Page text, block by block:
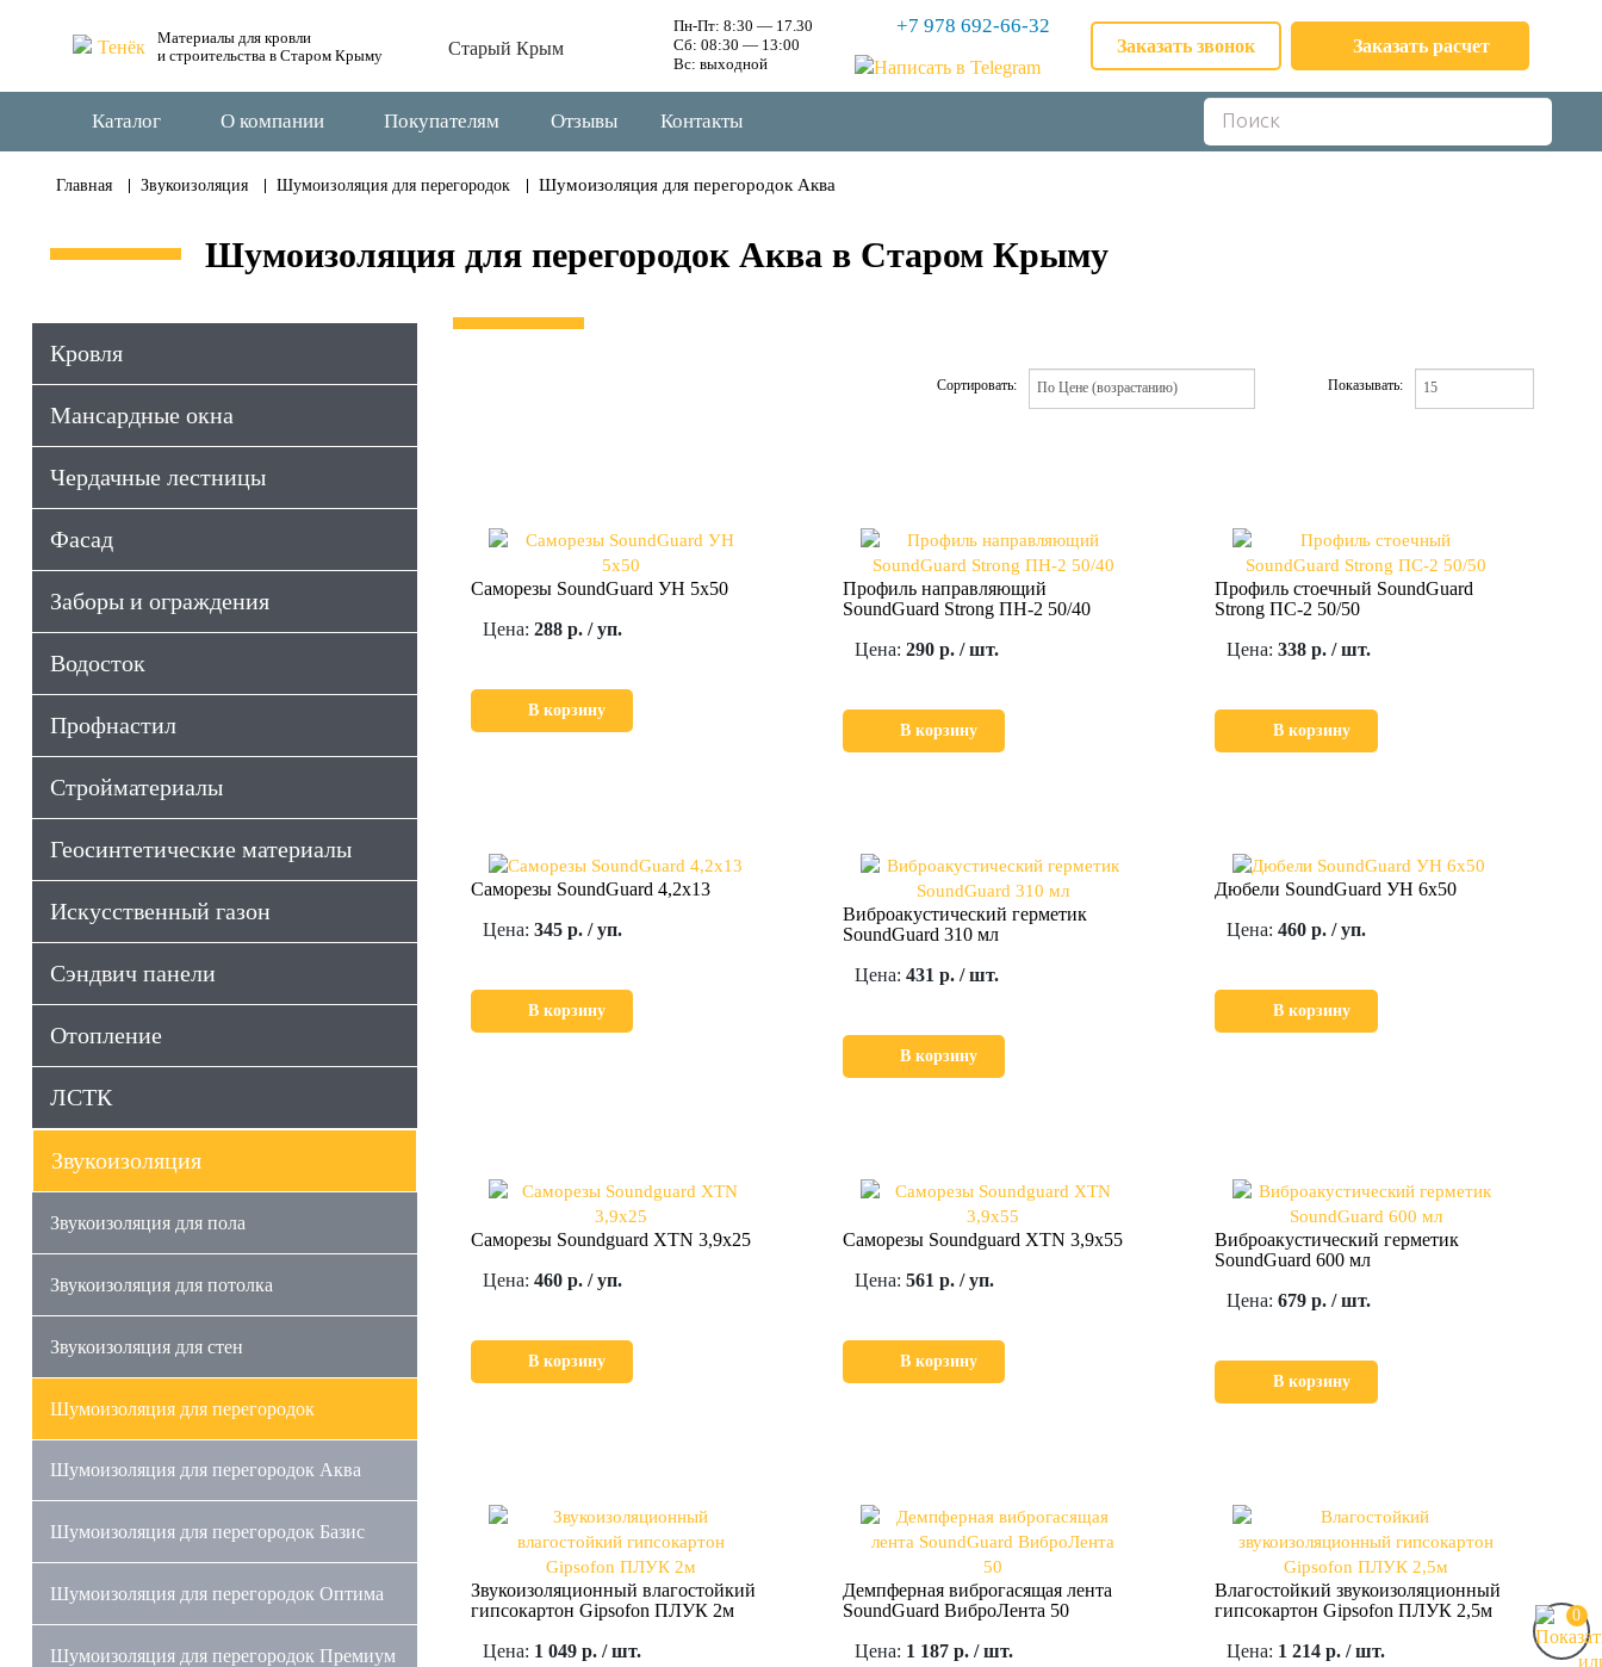
Материалы для кровли
и строительства в Старом Крыму
Старый Крым
Пн-Пт: 8:30 — 17.30
Сб: 08:30 — 13:00
Вс: выходной
+7 978 692-66-32
Заказать звонок Заказать расчет
Каталог О компании Покупателям Отзывы Контакты
0
Главная Звукоизоляция Шумоизоляция для перегородок Шумоизоляция для перегородок Аква
Шумоизоляция для перегородок Аква в Старом Крыму
Кровля
Мансардные окна
Чердачные лестницы
Фасад
Заборы и ограждения
Водосток
Профнастил
Стройматериалы
Геосинтетические материалы
Искусственный газон
Сэндвич панели
Отопление
ЛСТК
Звукоизоляция
Звукоизоляция для пола
Звукоизоляция для потолка
Звукоизоляция для стен
Шумоизоляция для перегородок
Шумоизоляция для перегородок Аква
Шумоизоляция для перегородок Базис
Шумоизоляция для перегородок Оптима
Шумоизоляция для перегородок Премиум
Сортировать: Показывать:
Саморезы SoundGuard УН 5х50
Цена: 288 р. / уп.
В корзину
Профиль направляющий
SoundGuard Strong ПН-2 50/40
Цена: 290 р. / шт.
В корзину
Профиль стоечный SoundGuard
Strong ПС-2 50/50
Цена:338 р. / шт.
В корзину
Саморезы SoundGuard 4,2х13
Цена: 345 р. / уп.
В корзину
Виброакустический герметик
SoundGuard 310 мл
Цена: 431 р. / шт.
В корзину
Дюбели SoundGuard УН 6х50
Цена:460 р. / уп.
В корзину
Саморезы Soundguard XTN 3,9x25
Цена: 460 р. / уп.
В корзину
Саморезы Soundguard XTN 3,9x55
Цена: 561 р. / уп.
В корзину
Виброакустический герметик
SoundGuard 600 мл
Цена:679 р. / шт.
В корзину
Звукоизоляционный влагостойкий
гипсокартон Gipsofon ПЛУК 2м
Цена: 1 049 р. / шт.
Демпферная виброгасящая лента
SoundGuard ВиброЛента 50
Цена: 1 187 р. / шт.
Влагостойкий звукоизоляционный
гипсокартон Gipsofon ПЛУК 2,5м
Цена: 1 214 р. / шт.